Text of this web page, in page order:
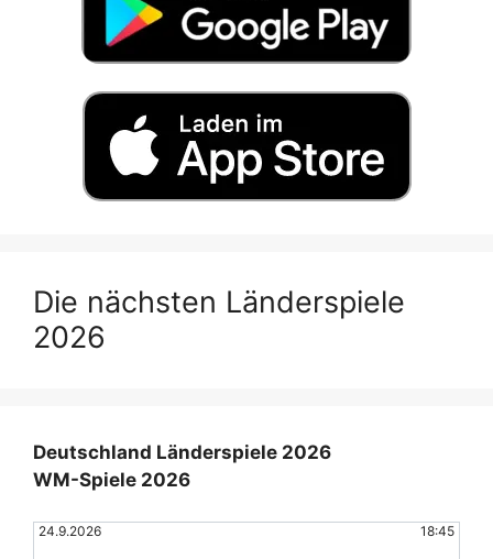
Die nächsten Länderspiele
2026
Deutschland Länderspiele 2026
WM-Spiele 2026
24.9.2026 18:45